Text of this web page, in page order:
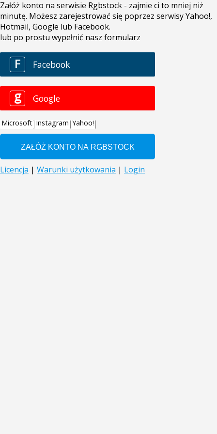
Załóż konto na serwisie Rgbstock - zajmie ci to mniej niż
minutę. Możesz zarejestrować się poprzez serwisy Yahoo!,
Hotmail, Google lub Facebook.
lub po prostu wypełnić nasz formularz
F Facebook
g Google
Microsoft Instagram Yahoo!
Licencja | Warunki użytkowania | Login